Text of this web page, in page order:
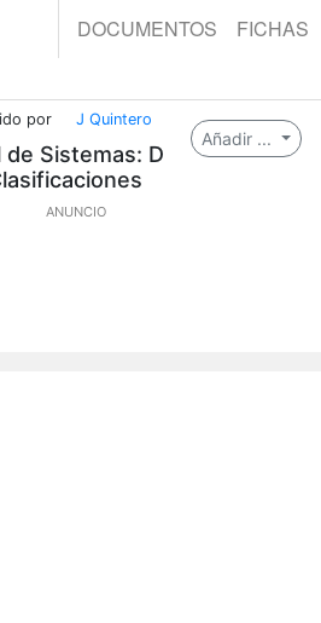
DOCUMENTOS FICHAS
Añadir ...
por J Quintero
de Sistemas: D
ANUNCIO